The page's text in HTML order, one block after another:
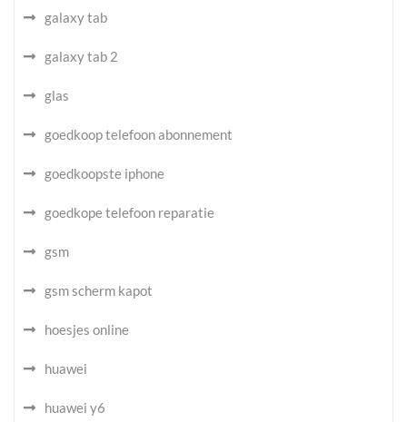
galaxy tab
galaxy tab 2
glas
goedkoop telefoon abonnement
goedkoopste iphone
goedkope telefoon reparatie
gsm
gsm scherm kapot
hoesjes online
huawei
huawei y6